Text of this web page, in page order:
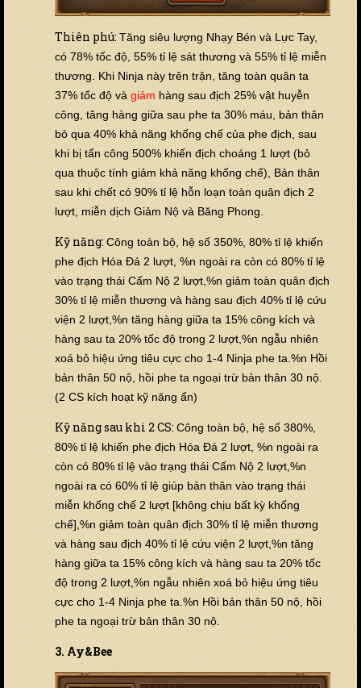
Thiên phú:Tăng siêu lượng Nhạy Bén và Lực Tay,
có 78% tốc độ, 55% tỉ lệ sát thương và 55% tỉ lệ miễn
thương. Khi Ninja này trên trận, tăng toàn quân ta
37% tốc độ và giảm hàng sau địch 25% vật huyễn
công, tăng hàng giữa sau phe ta 30% máu, bản thân
bỏ qua 40% khả năng khống chế của phe địch, sau
khi bị tấn công 500% khiến địch choáng 1 lượt (bỏ
qua thuộc tính giảm khả năng khống chế), Bản thân
sau khi chết có 90% tỉ lệ hỗn loạn toàn quân địch 2
lượt, miễn dịch Giảm Nộ và Băng Phong.
Kỹ năng: Công toàn bộ, hệ số 350%, 80% tỉ lệ khiến
phe địch Hóa Đá 2 lượt, %n ngoài ra còn có 80% tỉ lệ
vào trạng thái Cấm Nộ 2 lượt,%n giảm toàn quân địch
30% tỉ lệ miễn thương và hàng sau địch 40% tỉ lệ cứu
viện 2 lượt,%n tăng hàng giữa ta 15% công kích và
hàng sau ta 20% tốc độ trong 2 lượt,%n ngẫu nhiên
xoá bỏ hiệu ứng tiêu cực cho 1-4 Ninja phe ta.%n Hồi
bản thân 50 nộ, hồi phe ta ngoại trừ bản thân 30 nộ.
(2 CS kích hoạt kỹ năng ẩn)
Kỹ năng sau khi 2 CS: Công toàn bộ, hệ số 380%,
80% tỉ lệ khiến phe địch Hóa Đá 2 lượt, %n ngoài ra
còn có 80% tỉ lệ vào trạng thái Cấm Nộ 2 lượt,%n
ngoài ra có 60% tỉ lệ giúp bản thân vào trạng thái
miễn khống chế 2 lượt [không chịu bất kỳ khống
chế],%n giảm toàn quân địch 30% tỉ lệ miễn thương
và hàng sau địch 40% tỉ lệ cứu viện 2 lượt,%n tăng
hàng giữa ta 15% công kích và hàng sau ta 20% tốc
độ trong 2 lượt,%n ngẫu nhiên xoá bỏ hiệu ứng tiêu
cực cho 1-4 Ninja phe ta.%n Hồi bản thân 50 nộ, hồi
phe ta ngoại trừ bản thân 30 nộ.
3. Ay&Bee